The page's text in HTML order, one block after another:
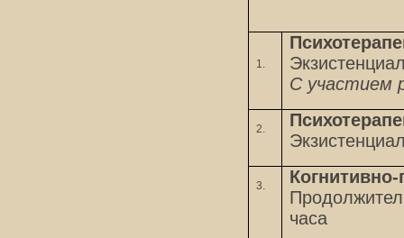
1.
С участием
2.
3.
часа